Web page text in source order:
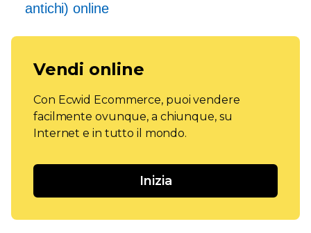
antichi) online
Vendi online
Con Ecwid Ecommerce, puoi vendere
facilmente ovunque, a chiunque, su
Internet e in tutto il mondo.
Inizia